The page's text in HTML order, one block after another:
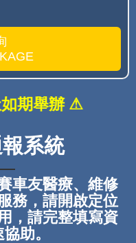
如期舉辦 ⚠
系統
車友醫療、維修
務，請開啟定位
，請完整填寫資
助。